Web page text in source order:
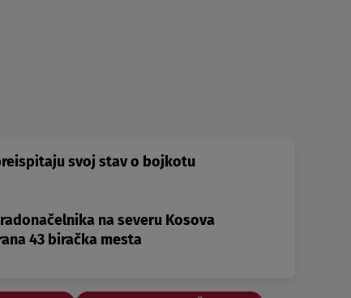
svoj stav o bojkotu
na severu Kosova
43 biračka mesta